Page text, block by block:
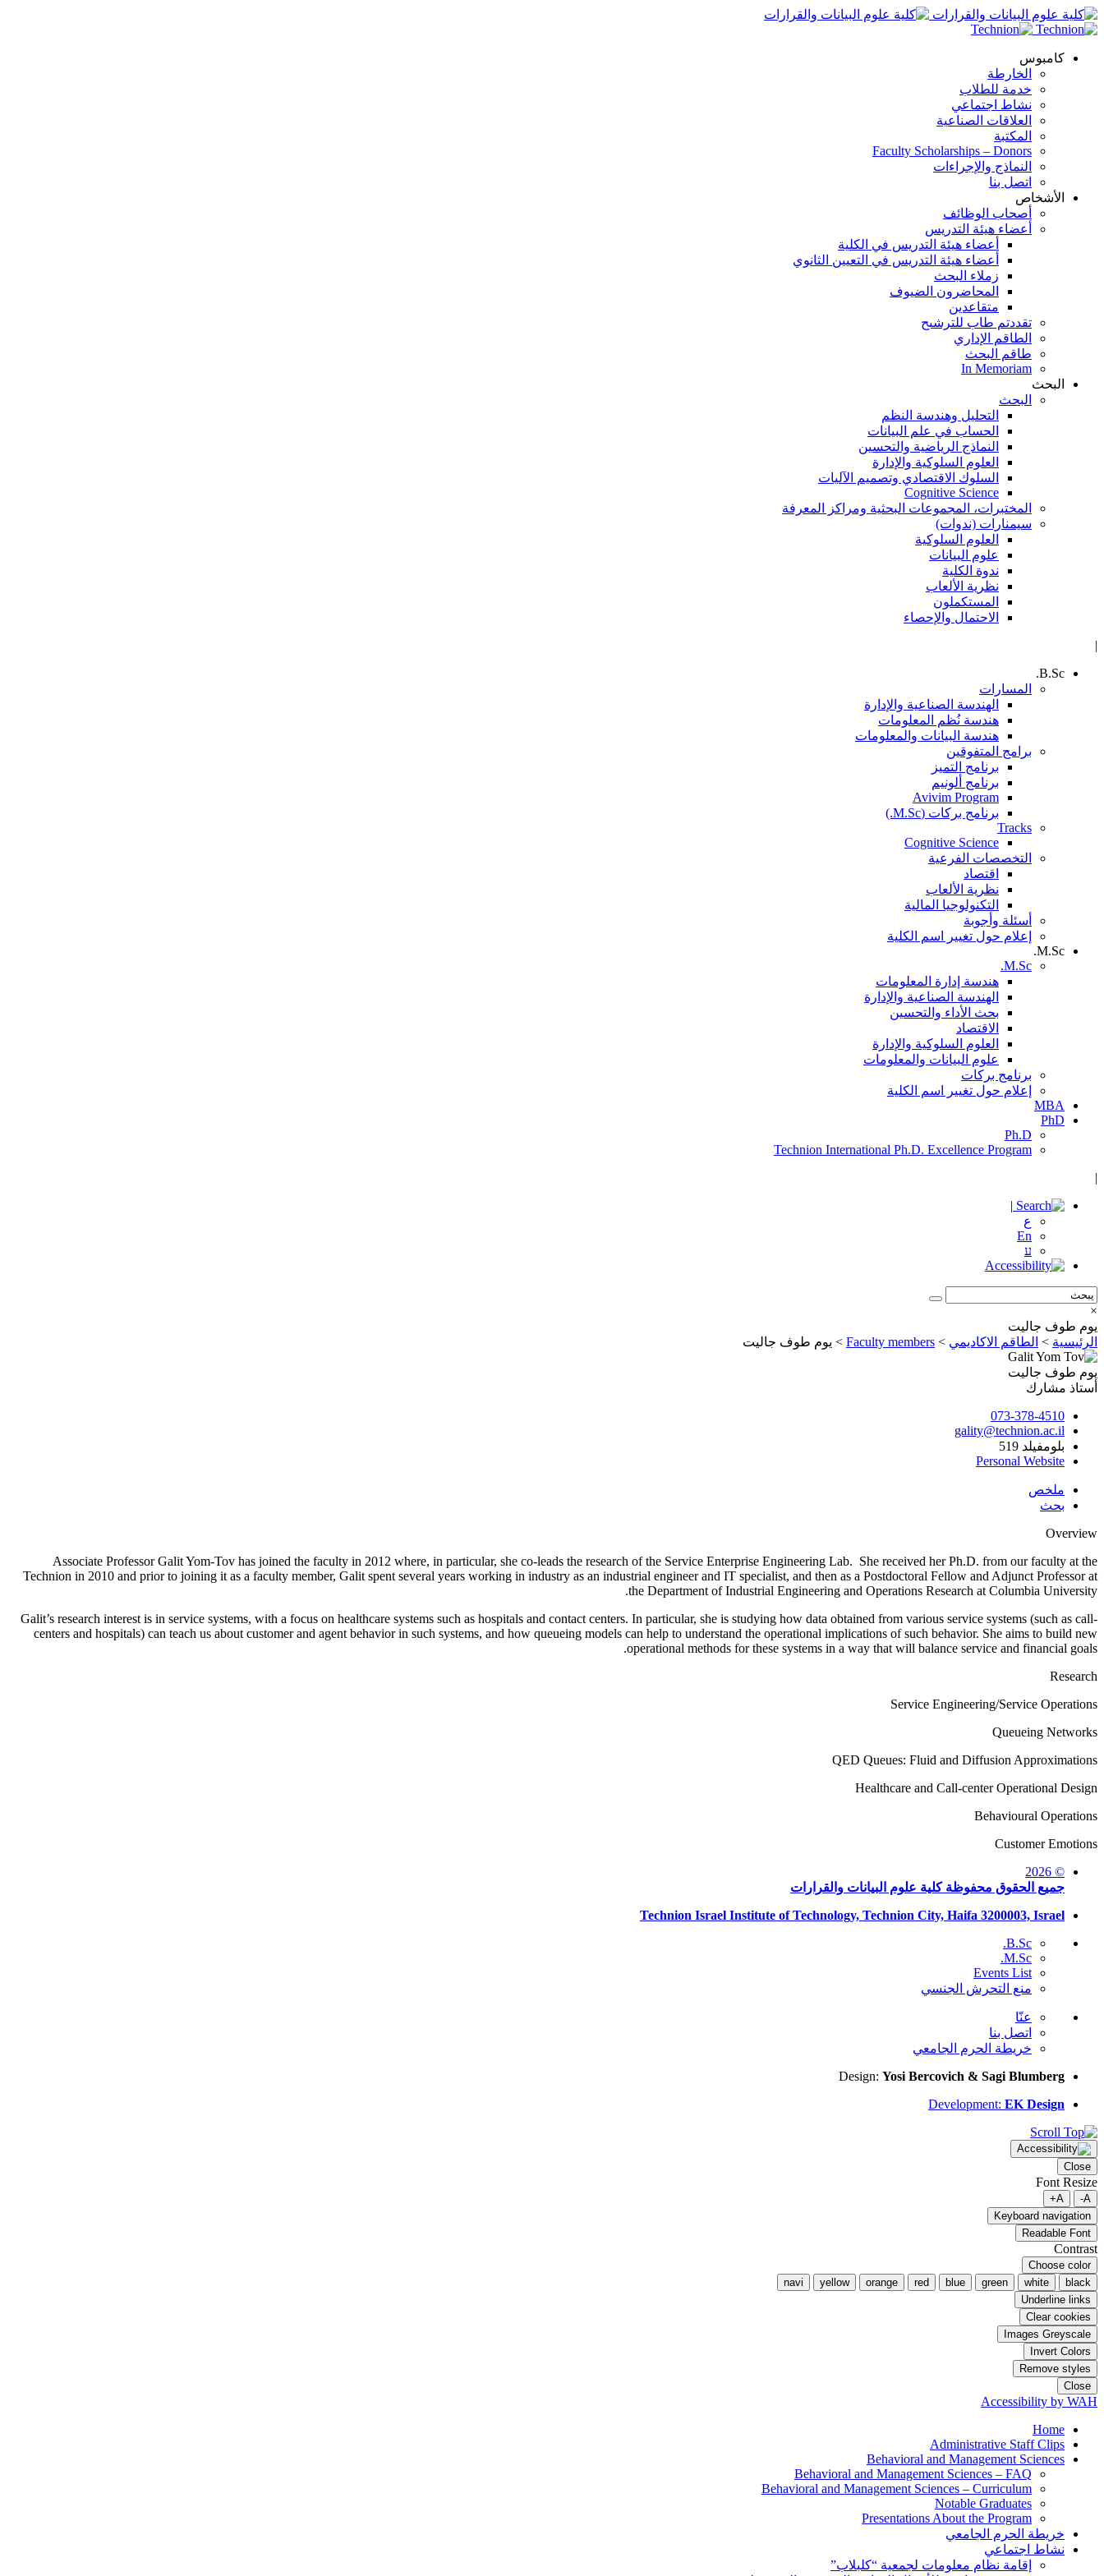
كامبوس
الخارطة
خدمة للطلاب
نشاط اجتماعي
العلاقات الصناعية
المكتبة
Faculty Scholarships – Donors
النماذج والإجراءات
اتصل بنا
الأشخاص
أصحاب الوظائف
أعضاء هيئة التدريس
أعضاء هيئة التدريس في الكلية
أعضاء هيئة التدريس في التعيين الثانوي
زملاء البحث
المحاضرون الضيوف
متقاعدين
تقددتم طاب للترشىح
الطاقم الإداري
طاقم البحث
In Memoriam
البحث
البحث
التحليل وهندسة النظم
الحساب في علم البيانات
النماذج الرياضية والتحسين
العلوم السلوكية والإدارة
السلوك الاقتصادي وتصميم الآليات
Cognitive Science
المختبرات، المجموعات البحثية ومراكز المعرفة
سيمنارات (ندوات)
العلوم السلوكية
علوم البيانات
ندوة الكلية
نظرية الألعاب
المستكملون
الاحتمال والإحصاء
|
B.Sc.
المسارات
الهندسة الصناعية والإدارة
هندسة نُظم المعلومات
هندسة البيانات والمعلومات
برامج المتفوقين
برنامج التميز
برنامج ألونيم
Avivim Program
برنامج بركات (M.Sc.)
Tracks
Cognitive Science
التخصصات الفرعية
اقتصاد
نظرية الألعاب
التكنولوجيا المالية
أسئلة وأجوبة
إعلام حول تغيير اسم الكلية
M.Sc.
M.Sc.
هندسة إدارة المعلومات
الهندسة الصناعية والإدارة
بحث الأداء والتحسين
الاقتصاد
العلوم السلوكية والإدارة
علوم البيانات والمعلومات
برنامج بركات
إعلام حول تغيير اسم الكلية
MBA
PhD
Ph.D
Technion International Ph.D. Excellence Program
|
|
ع
En
ע
×
يوم طوف جاليت
الرئيسية > الطاقم الاكاديمي >
Faculty members
> يوم طوف جاليت
يوم طوف جاليت
أستاذ مشارك
073-378-4510
gality@technion.ac.il
بلومفيلد 519
Personal Website
ملخص
بحث
Overview
Associate Professor Galit Yom-Tov has joined the faculty in 2012 where, in particular, she co-leads the research of the Service Enterprise Engineering Lab. She received her Ph.D. from our faculty at the
Technion in 2010 and prior to joining it as a faculty member, Galit spent several years working in industry as an industrial engineer and IT specialist, and then as a Postdoctoral Fellow and Adjunct Professor at
the Department of Industrial Engineering and Operations Research at Columbia University.
Galit’s research interest is in service systems, with a focus on healthcare systems such as hospitals and contact centers. In particular, she is studying how data obtained from various service systems (such as call-
centers and hospitals) can teach us about customer and agent behavior in such systems, and how queueing models can help to understand the operational implications of such behavior. She aims to build new
operational methods for these systems in a way that will balance service and financial goals.
Research
Service Engineering/Service Operations
Queueing Networks
QED Queues: Fluid and Diffusion Approximations
Healthcare and Call-center Operational Design
Behavioural Operations
Customer Emotions
© 2026
جميع الحقوق محفوظة كلية علوم البيانات والقرارات
Technion Israel Institute of Technology, Technion City, Haifa 3200003, Israel
B.Sc.
M.Sc.
Events List
منع التحرش الجنسي
عنّا
اتصل بنا
خريطة الحرم الجامعي
Design: Yosi Bercovich & Sagi Blumberg
Development: EK Design
Close
Font Resize
A-
A+
Keyboard navigation
Readable Font
Contrast
Choose color
black
white
green
blue
red
orange
yellow
navi
Underline links
Clear cookies
Images Greyscale
Invert Colors
Remove styles
Close
Accessibility by WAH
Home
Administrative Staff Clips
Behavioral and Management Sciences
Behavioral and Management Sciences – FAQ
Behavioral and Management Sciences – Curriculum
Notable Graduates
Presentations About the Program
خريطة الحرم الجامعي
نشاط اجتماعي
إقامة نظام معلومات لجمعية “كلبلاب”